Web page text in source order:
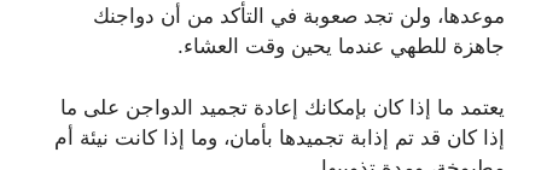
موعدها، ولن تجد صعوبة في التأكد من أن دواجنك
جاهزة للطهي عندما يحين وقت العشاء.
يعتمد ما إذا كان بإمكانك إعادة تجميد الدواجن على ما
إذا كان قد تم إذابة تجميدها بأمان، وما إذا كانت نيئة أم